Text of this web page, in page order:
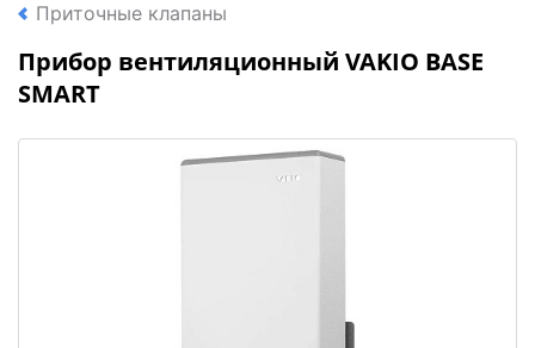
Приточные клапаны
Прибор вентиляционный VAKIO BASE
SMART